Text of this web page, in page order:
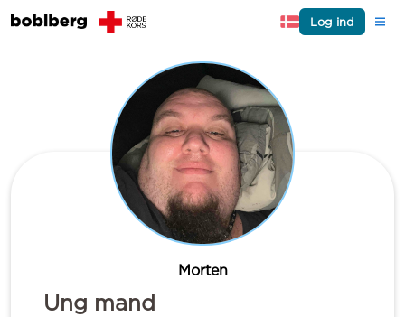
Log ind
Morten
Ung mand